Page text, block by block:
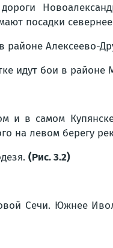
посадки севернее
районе Алексеево-
идут бои в
и в самом
левом берегу
(Рис. 3.2)
Сечи. Южнее